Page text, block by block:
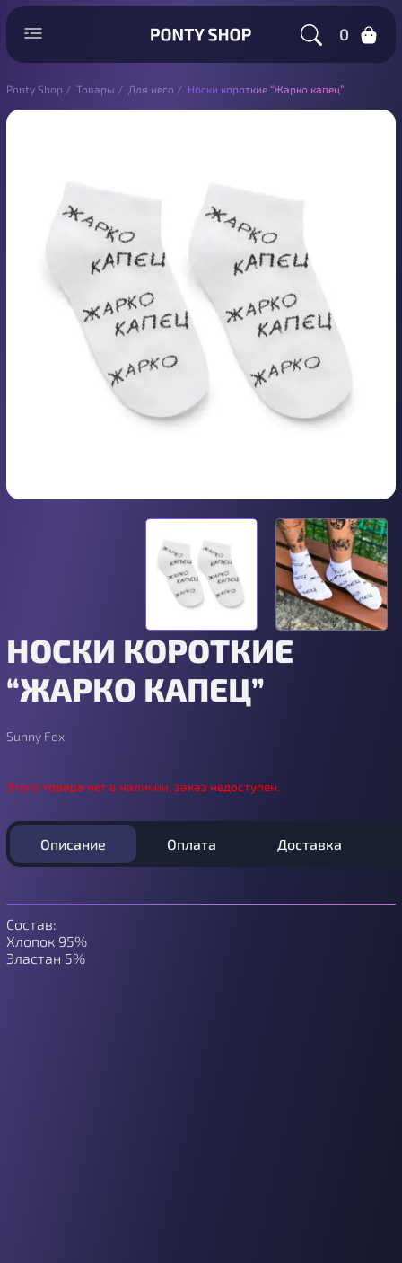
0
Ponty Shop / Товары / Для него / Носки короткие “Жарко капец”
НОСКИ КОРОТКИЕ
“ЖАРКО КАПЕЦ”
Sunny Fox
Этого товара нет в наличии, заказ недоступен.
Описание Оплата Доставка
Состав:
Хлопок 95%
Эластан 5%